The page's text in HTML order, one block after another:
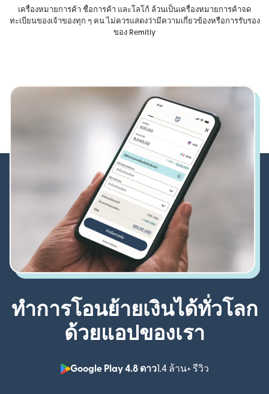
เครื่องหมายการค้า ชื่อการค้า และโลโก้ ล้วนเป็นเครื่องหมายการค้าจด
ทะเบียนของเจ้าของทุก ๆ คน ไม่ควรแสดงว่ามีความเกี่ยวข้องหรือการรับรอง
ของ Remitly
ทำการโอนย้ายเงินได้ทั่วโลก
ด้วยแอปของเรา
Google Play 4.8 ดาว1.4 ล้าน+ รีวิว
(เปิดในหน้าต่